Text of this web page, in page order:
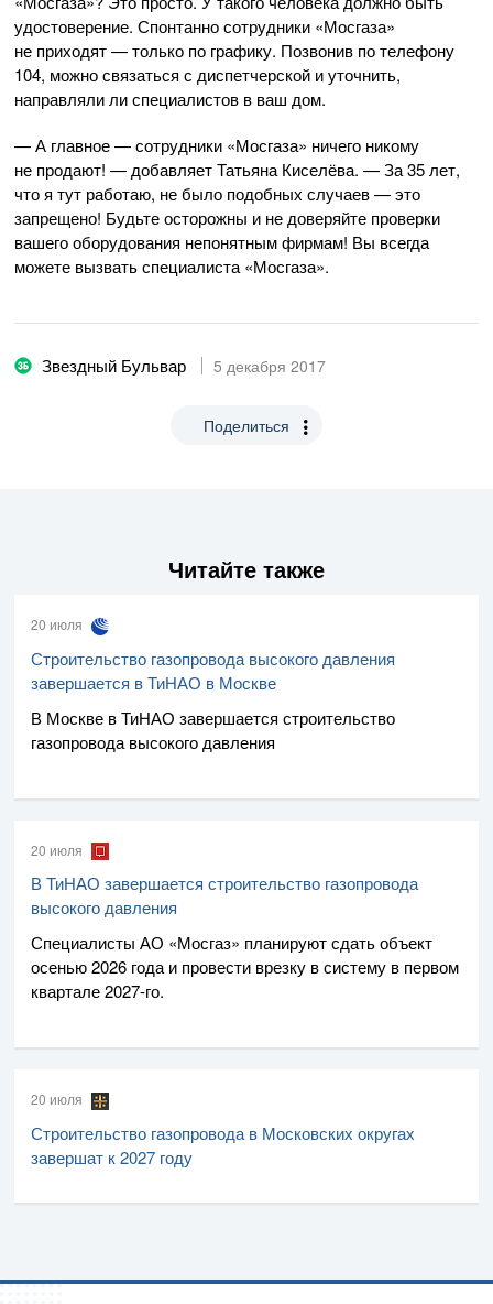
удостоверение. Спонтанно сотрудники «Мосгаза»
не приходят — только по графику. Позвонив по телефону
104, можно связаться с диспетчерской и уточнить,
направляли ли специалистов в ваш дом.
— А главное — сотрудники «Мосгаза» ничего никому
не продают! — добавляет Татьяна Киселёва. — За 35 лет,
что я тут работаю, не было подобных случаев — это
запрещено! Будьте осторожны и не доверяйте проверки
вашего оборудования непонятным фирмам! Вы всегда
можете вызвать специалиста «Мосгаза».
Звездный Бульвар 5 декабря 2017
Поделиться
Читайте также
20 июля
Строительство газопровода высокого давления
завершается в ТиНАО в Москве
В Москве в ТиНАО завершается строительство
газопровода высокого давления
20 июля
В ТиНАО завершается строительство газопровода
высокого давления
Специалисты АО «Мосгаз» планируют сдать объект
осенью 2026 года и провести врезку в систему в первом
квартале2027-го.
20 июля
Строительство газопровода в Московских округах
завершат к 2027 году